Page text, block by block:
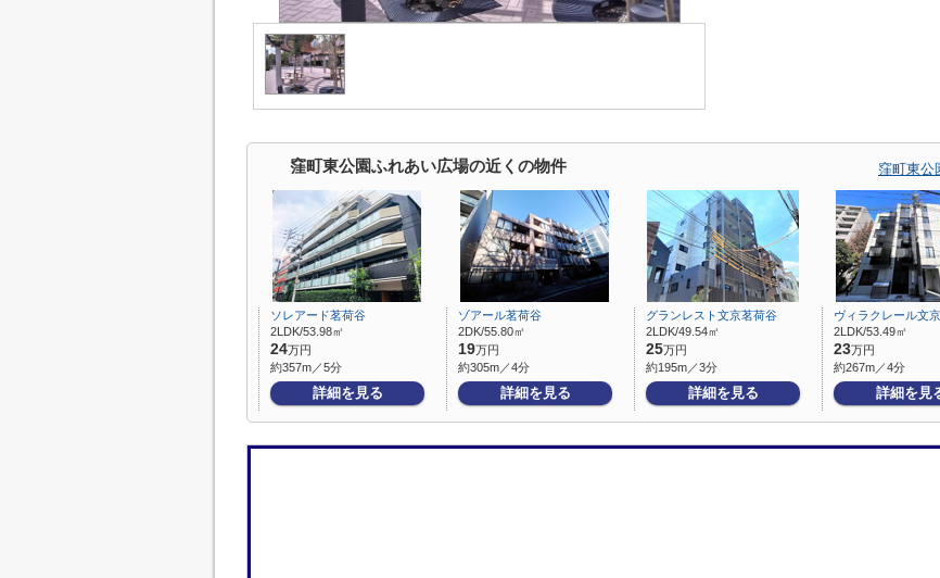
窪町東公園ふれあい広場の近くの物件 窪町東公
ソレアード茗荷谷
2LDK/53.98㎡
24万円
約357m／5分
詳細を見る
ゾアール茗荷谷
2DK/55.80㎡
19万円
約305m／4分
詳細を見る
グランレスト文京茗荷谷
2LDK/49.54㎡
25万円
約195m／3分
詳細を見る
ヴィラクレール文
2LDK/53.49㎡
23万円
約267m／4分
詳細を見